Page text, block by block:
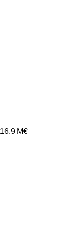
16.9 M€